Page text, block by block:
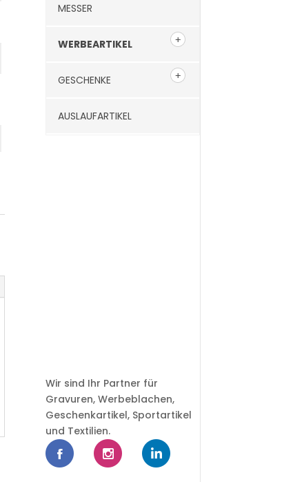
MESSER
WERBEARTIKEL
GESCHENKE
AUSLAUFARTIKEL
Wir sind Ihr Partner für
Gravuren, Werbeblachen,
Geschenkartikel, Sportartikel
und Textilien.